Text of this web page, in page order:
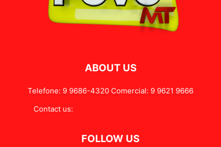
ABOUT US
Telefone: 9 9686-4320 Comercial: 9 9621 9666
Contact us:
FOLLOW US